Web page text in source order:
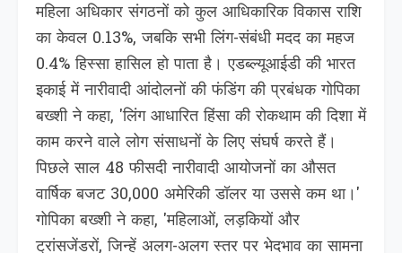
महिला अधिकार संगठनों को कुल आधिकारिक विकास राशि
का केवल 0.13%, जबकि सभी लिंग-संबंधी मदद का महज
0.4% हिस्सा हासिल हो पाता है। एडब्ल्यूआईडी की भारत
इकाई में नारीवादी आंदोलनों की फंडिंग की प्रबंधक गोपिका
बख्शी ने कहा, 'लिंग आधारित हिंसा की रोकथाम की दिशा में
काम करने वाले लोग संसाधनों के लिए संघर्ष करते हैं।
पिछले साल 48 फीसदी नारीवादी आयोजनों का औसत
वार्षिक बजट 30,000 अमेरिकी डॉलर या उससे कम था।'
गोपिका बख्शी ने कहा, 'महिलाओं, लड़कियों और
ट्रांसजेंडरों, जिन्हें अलग-अलग स्तर पर भेदभाव का सामना